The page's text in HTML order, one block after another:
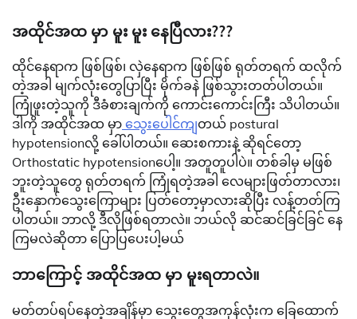
အထိုင်အထ မှာ မူး မူး နေပြီလား???
ထိုင်နေရာက ဖြစ်ဖြစ်၊ လှဲနေရာက ဖြစ်ဖြစ် ရုတ်တရက် ထလိုက်
တဲ့အခါ မျက်လုံးတွေပြာပြီး မိုက်ခနဲ ဖြစ်သွားတတ်ပါတယ်။
ကြုံဖူးတဲ့သူကို ဒီခံစားချက်ကို ကောင်းကောင်းကြီး သိပါတယ်။
ဒါကို အထိုင်အထ မှာ သွေးပေါင်ကျတယ် postural
hypotensionလို့ ခေါ်ပါတယ်။ ဆေးစကားနဲ့ ဆိုရင်တော့
Orthostatic hypotensionပေါ့။ အတူတူပါပဲ။ တစ်ခါမှ မဖြစ်
ဘူးတဲ့သူတွေ ရုတ်တရက် ကြုံရတဲ့အခါ လေများဖြတ်တာလား၊
ဦးနှောက်သွေးကြောများ ပြတ်တော့မှာလားဆိုပြီး လန့်တတ်ကြ
ပါတယ်။ ဘာလို့ ဒီလိုဖြစ်ရတာလဲ။ ဘယ်လို ဆင်ဆင်ခြင်ခြင် နေ
ကြမလဲဆိုတာ ပြောပြပေးပါ့မယ်
ဘာကြောင့် အထိုင်အထ မှာ မူးရတာလဲ။
မတ်တပ်ရပ်နေတဲ့အချိန်မှာ သွေးတွေအကုန်လုံးက ခြေထောက်